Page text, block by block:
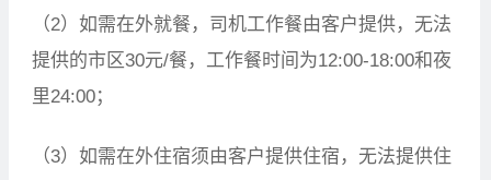
（2）如需在外就餐，司机工作餐由客户提供，无法
提供的市区30元/餐，工作餐时间为12:00-18:00和夜
里24:00；
（3）如需在外住宿须由客户提供住宿，无法提供住